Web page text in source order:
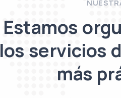
Estamos
los servicios
más